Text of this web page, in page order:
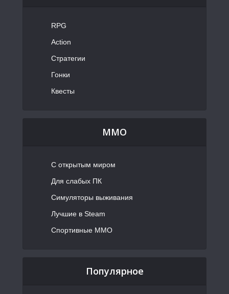
RPG
Action
Стратегии
Гонки
Квесты
MMO
С открытым миром
Для слабых ПК
Симуляторы выживания
Лучшие в Steam
Спортивные MMO
Популярное